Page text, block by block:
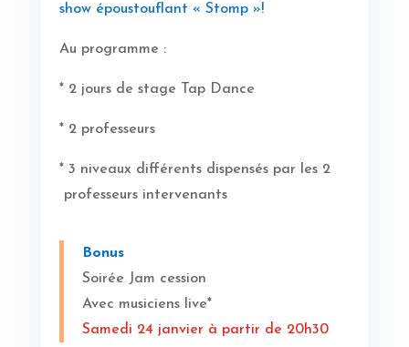
show époustouflant « Stomp »!
Au programme :
* 2 jours de stage Tap Dance
* 2 professeurs
* 3 niveaux différents dispensés par les 2
professeurs intervenants
Bonus
Soirée Jam cession
Avec musiciens live*
Samedi 24 janvier à partir de 20h30